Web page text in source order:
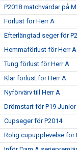
P2018 matchvärdar på
Förlust för Herr A
Efterlängtad seger för
Hemmaförlust för Herr A
Tung förlust för Herr A
Klar förlust för Herr A
Nyförvärv till Herr A
Drömstart för P19 Junior
Cupseger för P2014
Rolig cupupplevelse för